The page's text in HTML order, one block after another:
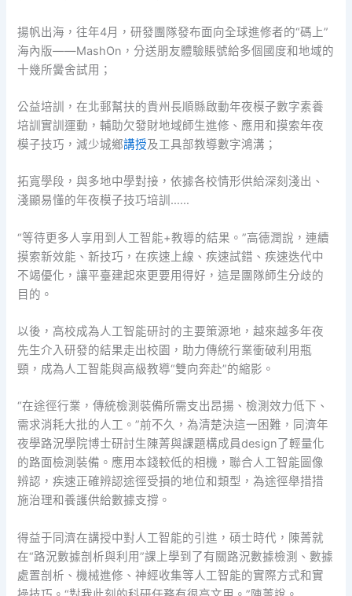
揚帆出海，往年4月，研發團隊發布面向全球進修者的“碼上”
海內版——MashOn，分送朋友體驗賬號給多個國度和地域的
十幾所黌舍試用；
公益培訓，在北郵幫扶的貴州長順縣啟動年夜模子數字素養
培訓實訓運動，輔助欠發財地域師生進修、應用和摸索年夜
模子技巧，減少城鄉講授及工具部教導數字鴻溝；
拓寬學段，與多地中學對接，依據各校情形供給深刻淺出、
淺顯易懂的年夜模子技巧培訓……
“等待更多人享用到人工智能+教導的結果。”高德潤說，連續
摸索新效能、新技巧，在疾速上線、疾速試錯、疾速迭代中
不竭優化，讓平臺建起來更要用得好，這是團隊師生分歧的
目的。
以後，高校成為人工智能研討的主要策源地，越來越多年夜
先生介入研發的結果走出校園，助力傳統行業衝破利用瓶
頸，成為人工智能與高級教導“雙向奔赴”的縮影。
“在途徑行業，傳統檢測裝備所需支出昂揚、檢測效力低下、
需求消耗大批的人工。”前不久，為清楚決這一困難，同濟年
夜學路況學院博士研討生陳菁與課題構成員design了輕量化
的路面檢測裝備。應用本錢較低的相機，聯合人工智能圖像
辨認，疾速正確辨認途徑受損的地位和類型，為途徑舉措措
施治理和養護供給數據支撐。
得益于同濟在講授中對人工智能的引進，碩士時代，陳菁就
在“路況數據剖析與利用”課上學到了有關路況數據檢測、數據
處置剖析、機械進修、神經收集等人工智能的實際方式和實